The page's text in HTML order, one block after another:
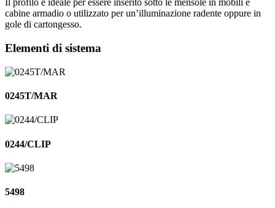
Il profilo è ideale per essere inserito sotto le mensole in mobili e
cabine armadio o utilizzato per un’illuminazione radente oppure in
gole di cartongesso.
Elementi di sistema
0245T/MAR
0244/CLIP
5498